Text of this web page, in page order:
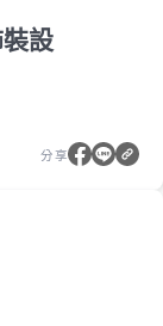
設
分享